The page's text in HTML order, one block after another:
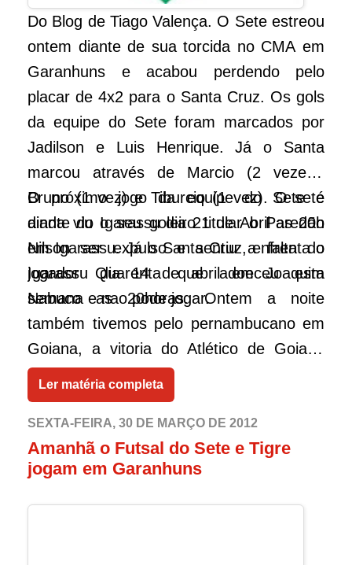
Do Blog de Tiago Valença. O Sete estreou
ontem diante de sua torcida no CMA em
Garanhuns e acabou perdendo pelo
placar de 4x2 para o Santa Cruz. Os gols
da equipe do Sete foram marcados por
Jadilson e Luis Henrique. Já o Santa
marcou através de Marcio (2 vezes),
Bruno (1 vez) e Tiburcio (1 vez). O sete
ainda viu o seu goleiro titular o Paredão
Nilson ser expulso e sentiu a falta do
jogador Quarenta que adoeceu esta
semana e nao pode jogar.
O próximo jogo da equipe do Sete é
diante do Igarassu dia 21 de Abril as 20h
em Igarassu. Já o Santa Cruz, enfrenta o
Igarassu dia 14 de abril em Joaquim
Nabuco as 20horas. Ontem a noite
também tivemos pelo pernambucano em
Goiana, a vitoria do Atlético de Goiana
sobre a equipe do Avel de Vicencia por
4x2. A rodada encerra-se na proxima
terça feira quando o Igarassu enfrenta o
Sport no Jota Raposo em Igarassu as 20
horas.
Ler matéria completa
SEXTA-FEIRA, 30 DE MARÇO DE 2012
Amanhã o Futsal do Sete e Tigre
jogam em Garanhuns